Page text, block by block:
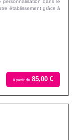
dans le
établissement grâce à
à partir de 85,00 €